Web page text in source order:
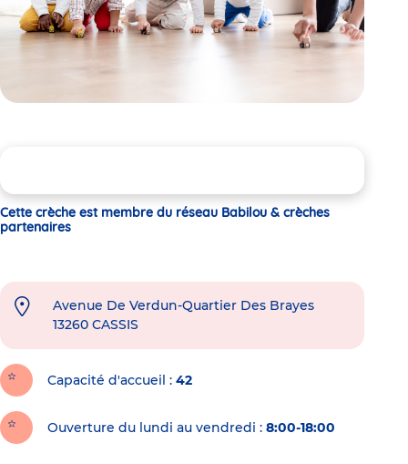
Cette crèche est membre du réseau Babilou & crèches
partenaires
Avenue De Verdun-Quartier Des Brayes
13260 CASSIS
Capacité d'accueil 42
Ouverture du lundi au vendredi : 8:00-18:00